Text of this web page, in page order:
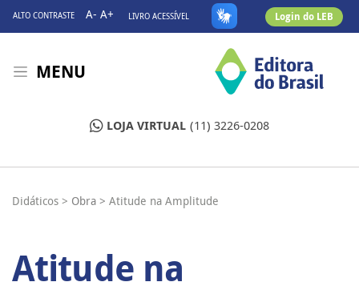
ALTO CONTRASTE A- A+ LIVRO ACESSÍVEL Login do LEB
MENU
LOJA VIRTUAL (11) 3226-0208
Didáticos > Obra > Atitude na Amplitude
Atitude na